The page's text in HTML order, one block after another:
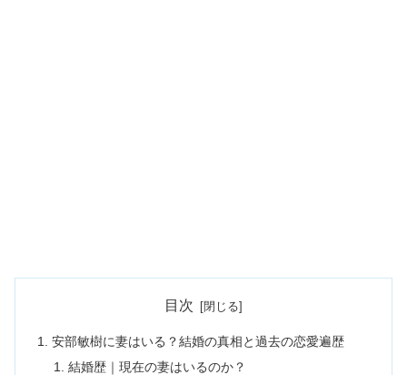
目次
安部敏樹に妻はいる？結婚の真相と過去の恋愛遍歴
結婚歴｜現在の妻はいるのか？